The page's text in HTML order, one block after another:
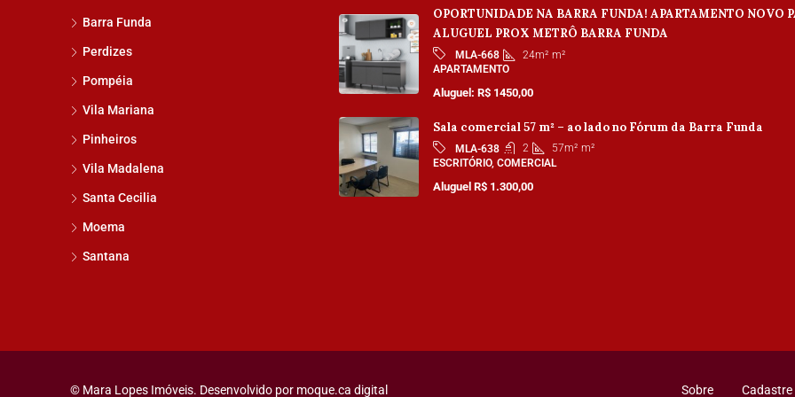
Barra Funda
Perdizes
Pompéia
Vila Mariana
Pinheiros
Vila Madalena
Santa Cecilia
Moema
Santana
OPORTUNIDADE NA BARRA FUNDA! APARTAMENTO NOVO
ALUGUEL PROX METRÔ BARRA FUNDA
MLA-668 24m² m²
APARTAMENTO
Aluguel: R$ 1450,00
Sala comercial 57 m² – ao lado no Fórum da Barra Funda
MLA-638 2 57m² m²
ESCRITÓRIO, COMERCIAL
Aluguel R$ 1.300,00
© Mara Lopes Imóveis. Desenvolvido por moque.ca digital Sobre Cadastre